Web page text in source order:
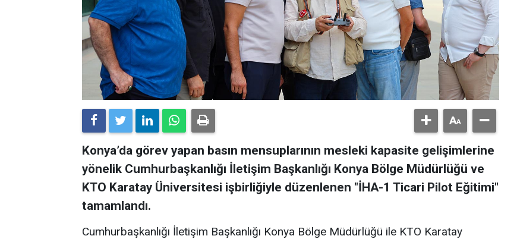
Konya’da görev yapan basın mensuplarının mesleki kapasite gelişimlerine
yönelik Cumhurbaşkanlığı İletişim Başkanlığı Konya Bölge Müdürlüğü ve
KTO Karatay Üniversitesi işbirliğiyle düzenlenen "İHA-1 Ticari Pilot Eğitimi"
tamamlandı.
Cumhurbaşkanlığı İletişim Başkanlığı Konya Bölge Müdürlüğü ile KTO Karatay